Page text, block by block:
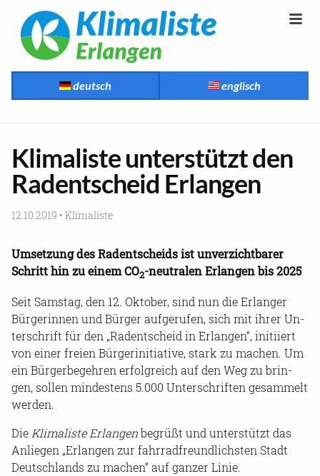
deutsch englisch
Kli­ma­lis­te un­ter­stützt den
Rad­ent­scheid Er­lan­gen
12.10.2019 • Kli­ma­lis­te
Um­set­zung des Rad­ent­scheids ist un­ver­zicht­ba­rer
Schritt hin zu einem CO2-​neutralen Er­lan­gen bis 2025
Seit Sams­tag, den 12. Ok­to­ber, sind nun die Er­lan­ger
Bür­ge­rin­nen und Bür­ger auf­ge­ru­fen, sich mit ihrer Un­
ter­schrift für den „Rad­ent­scheid in Er­lan­gen“, in­iti­iert
von einer frei­en Bür­ger­initia­ti­ve, stark zu ma­chen. Um
ein Bür­ger­be­geh­ren er­folg­reich auf den Weg zu brin­
gen, sol­len min­des­tens 5.000 Un­ter­schrif­ten ge­sam­melt
wer­den.
Die Kli­ma­lis­te Er­lan­genbe­grüßt und un­ter­stützt das
An­lie­gen „Er­lan­gen zur fahr­rad­freund­lichs­ten Stadt
Deutsch­lands zu ma­chen“ auf gan­zer Linie.